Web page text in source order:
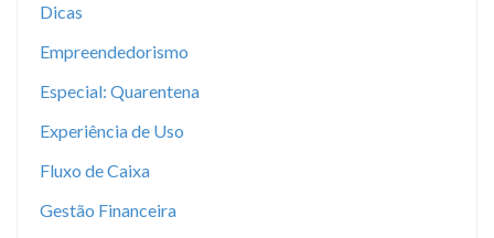
Dicas
Empreendedorismo
Especial: Quarentena
Experiência de Uso
Fluxo de Caixa
Gestão Financeira